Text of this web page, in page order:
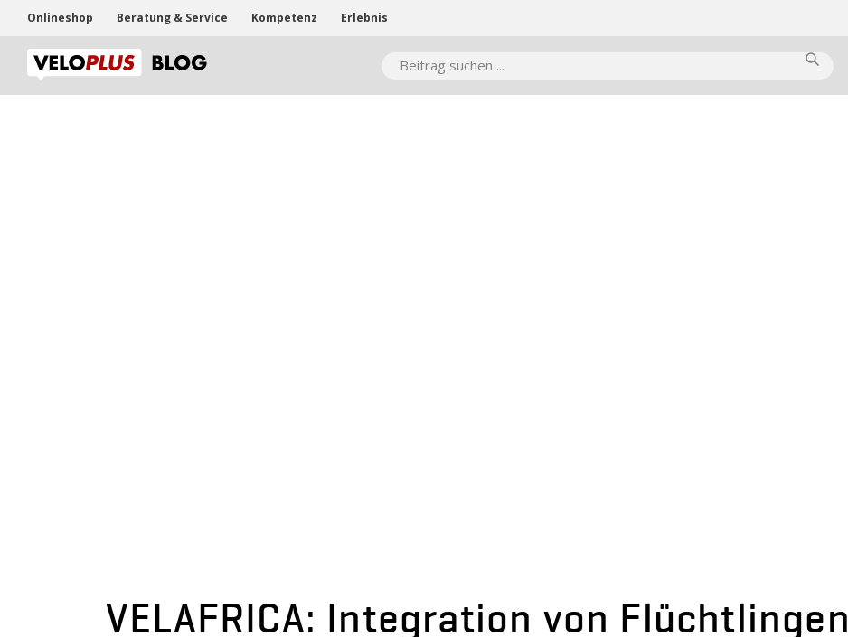
Onlineshop Beratung & Service Kompetenz Erlebnis
VELAFRICA: Integration von Flüchtlingen